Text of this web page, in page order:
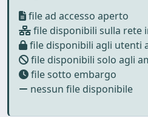
file ad accesso aperto
file disponibili sulla rete
file disponibili agli utenti
file disponibili solo agli
file sotto embargo
nessun file disponibile